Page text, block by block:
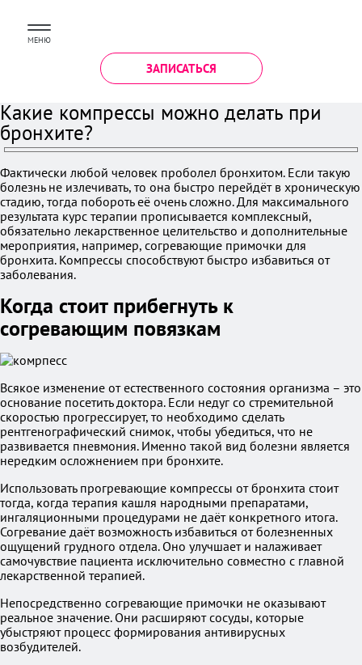
МЕНЮ
ЗАПИСАТЬСЯ
Какие компрессы можно делать при
бронхите?
Фактически любой человек проболел бронхитом. Если такую
болезнь не излечивать, то она быстро перейдёт в хроническую
стадию, тогда побороть её очень сложно. Для максимального
результата курс терапии прописывается комплексный,
обязательно лекарственное целительство и дополнительные
мероприятия, например, согревающие примочки для
бронхита. Компрессы способствуют быстро избавиться от
заболевания.
Когда стоит прибегнуть к
согревающим повязкам
Всякое изменение от естественного состояния организма – это
основание посетить доктора. Если недуг со стремительной
скоростью прогрессирует, то необходимо сделать
рентгенографический снимок, чтобы убедиться, что не
развивается пневмония. Именно такой вид болезни является
нередким осложнением при бронхите.
Использовать прогревающие компрессы от бронхита стоит
тогда, когда терапия кашля народными препаратами,
ингаляционными процедурами не даёт конкретного итога.
Согревание даёт возможность избавиться от болезненных
ощущений грудного отдела. Оно улучшает и налаживает
самочувствие пациента исключительно совместно с главной
лекарственной терапией.
Непосредственно согревающие примочки не оказывают
реальное значение. Они расширяют сосуды, которые
убыстряют процесс формирования антивирусных
возбудителей.